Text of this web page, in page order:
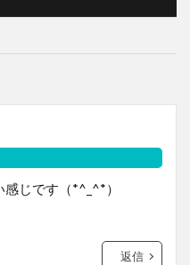
じです（*^_^*）
返信